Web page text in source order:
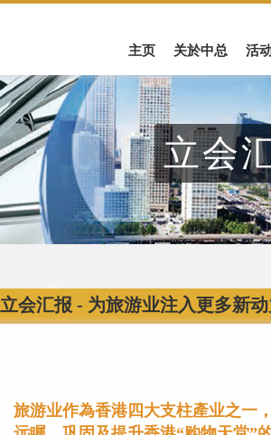
主页 关於中总 活
立会
立会汇报 - 为旅游业注入更多新动
旅游业作為香港四大支柱產业之一